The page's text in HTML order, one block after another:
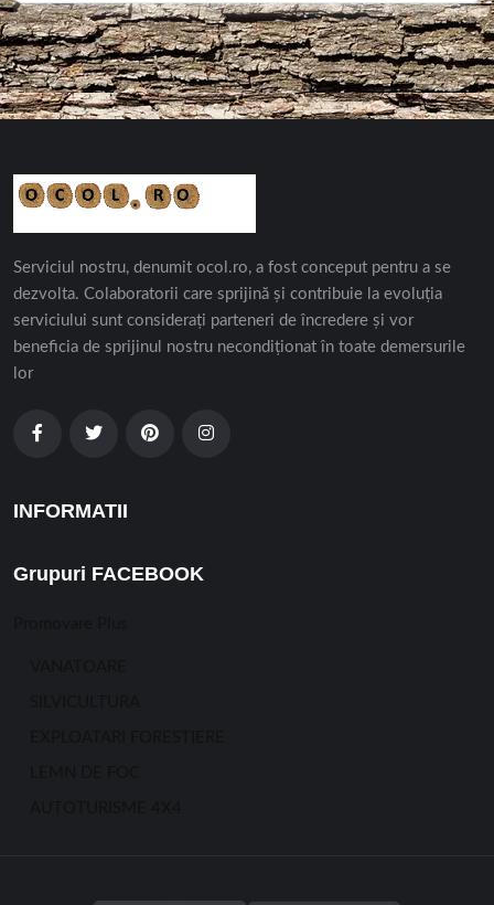
Serviciul nostru, denumit ocol.ro, a fost conceput pentru a se
dezvolta. Colaboratorii care sprijină și contribuie la evoluția
serviciului sunt considerați parteneri de încredere și vor
beneficia de sprijinul nostru necondiționat în toate demersurile
lor
INFORMATII
Grupuri FACEBOOK